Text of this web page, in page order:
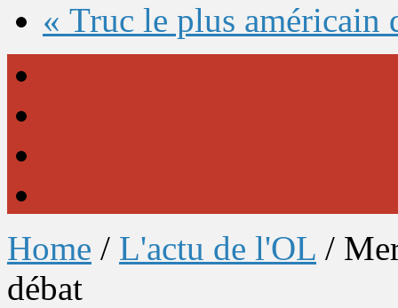
« Truc le plus américain
Home / L'actu de l'OL /
débat